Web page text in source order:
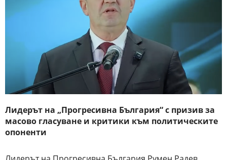
Лидерът на „Прогресивна България“ с призив за
масово гласуване и критики към политическите
опоненти